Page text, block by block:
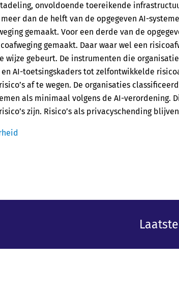
onvoldoende toereikende
dan de helft van de opgegeven AI-
gemaakt. Voor een derde van de
gemaakt. Daar waar wel een
gebeurt. De instrumenten die
AI-toetsingskaders tot zelfontwikkelde
af te wegen. De organisaties
als minimaal volgens de AI-verordening.
zijn. Risico’s als privacyschending